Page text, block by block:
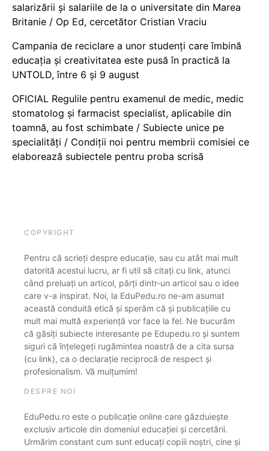
salarizării și salariile de la o universitate din Marea
Britanie / Op Ed, cercetător Cristian Vraciu
Campania de reciclare a unor studenți care îmbină
educația și creativitatea este pusă în practică la
UNTOLD, între 6 și 9 august
OFICIAL Regulile pentru examenul de medic, medic
stomatolog și farmacist specialist, aplicabile din
toamnă, au fost schimbate / Subiecte unice pe
specialități / Condiții noi pentru membrii comisiei ce
elaborează subiectele pentru proba scrisă
COPYRIGHT
Pentru că scrieți despre educație, sau cu atât mai mult
datorită acestui lucru, ar fi util să citați cu link, atunci
când preluați un articol, părți dintr-un articol sau o idee
care v-a inspirat. Noi, la EduPedu.ro ne-am asumat
această conduită etică și sperăm că și publicațiile cu
mult mai multă experiență vor face la fel. Ne bucurăm
că găsiți subiecte interesante pe Edupedu.ro și suntem
siguri că înțelegeți rugămintea noastră de a cita sursa
(cu link), ca o declarație reciprocă de respect și
profesionalism. Vă mulțumim!
DESPRE NOI
EduPedu.ro este o publicație online care găzduiește
exclusiv articole din domeniul educației și cercetării.
Urmărim constant cum sunt educați copiii noștri, cine și